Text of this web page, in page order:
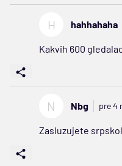
H hahhahaha
Kakvih 600
N Nbg pre 4
Zasluzujete